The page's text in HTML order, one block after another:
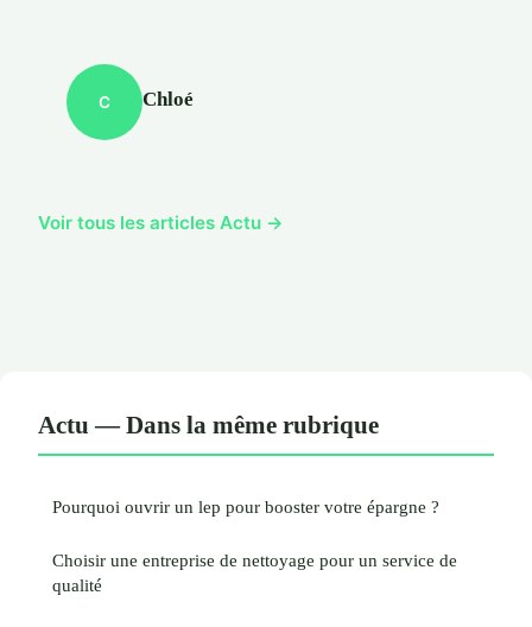
C Chloé
Voir tous les articles Actu →
Actu — Dans la même rubrique
Pourquoi ouvrir un lep pour booster votre épargne ?
Choisir une entreprise de nettoyage pour un service de
qualité